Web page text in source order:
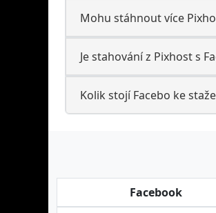
Mohu stáhnout více
Je stahování z Pixhost s
Kolik stojí Facebo ke
Facebook